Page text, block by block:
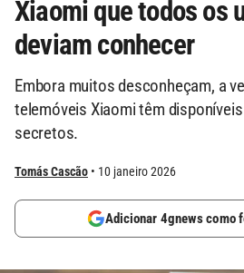
Xiaomi que todos os
deviam conhecer
Embora muitos desconheçam, a
telemóveis Xiaomi têm
secretos.
Tomás Cascão 10 janeiro 2026
Adicionar 4gnews como